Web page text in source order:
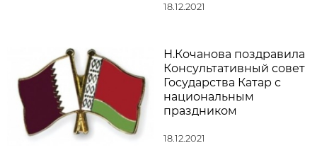
18.12.2021
Н.Кочанова поздравила
Консультативный совет
Государства Катар с
национальным
праздником
18.12.2021